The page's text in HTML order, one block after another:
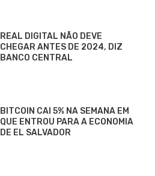
REAL DIGITAL NÃO DEVE
CHEGAR ANTES DE 2024, DIZ
BANCO CENTRAL
BITCOIN CAI 5% NA SEMANA EM
QUE ENTROU PARA A ECONOMIA
DE EL SALVADOR